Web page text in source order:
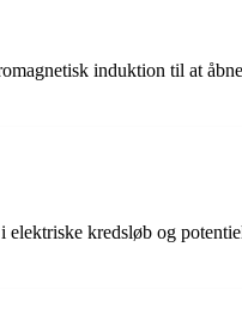
induktion til at
kredsløb og